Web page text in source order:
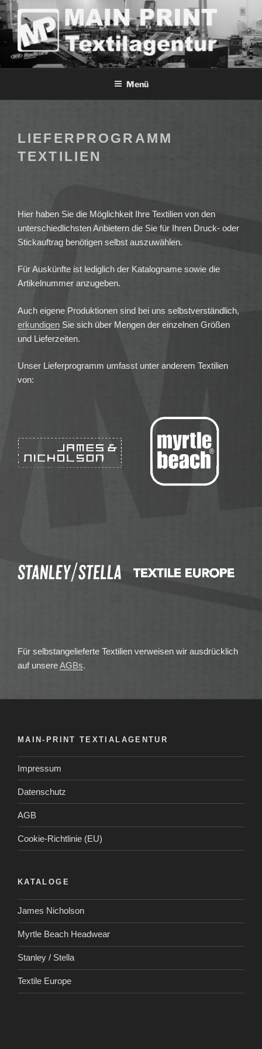
Zum
Inhalt
springen
MAIN-PRINT TEXTILAGENTUR
Menü
LIEFERPROGRAMM
TEXTILIEN
Hier haben Sie die Möglichkeit Ihre Textilien von den
unterschiedlichsten Anbietern die Sie für Ihren Druck- oder
Stickauftrag benötigen selbst auszuwählen.
Für Auskünfte ist lediglich der Katalogname sowie die
Artikelnummer anzugeben.
Auch eigene Produktionen sind bei uns selbstverständlich,
erkundigen Sie sich über Mengen der einzelnen Größen
und Lieferzeiten.
Unser Lieferprogramm umfasst unter anderem Textilien
von:
Für selbstangelieferte Textilien verweisen wir ausdrücklich
auf unsereAGBs.
MAIN-PRINT TEXTIALAGENTUR
Impressum
Datenschutz
AGB
Cookie-Richtlinie (EU)
KATALOGE
James Nicholson
Myrtle Beach Headwear
Stanley / Stella
Textile Europe